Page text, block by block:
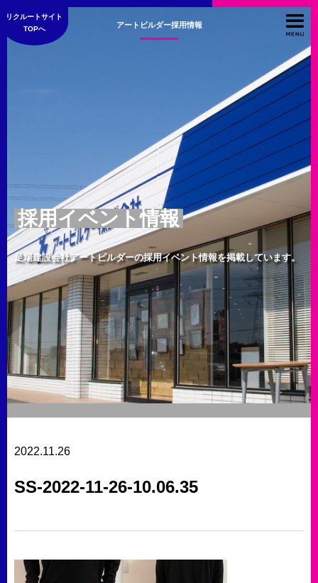
リクルートサイト
TOPへ
アートビルダー採用情報
採用イベント情報
足場建設会社アートビルダーの採用イベント情報を掲載しています。
2022.11.26
SS-2022-11-26-10.06.35